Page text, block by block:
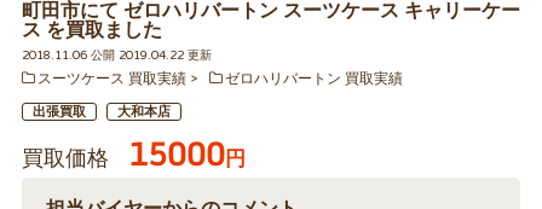
町田市にて ゼロハリバートン スーツケース キャリーケー
ス を買取ました
2018.11.06 公開 2019.04.22 更新
スーツケース 買取実績
ゼロハリバートン 買取実績
出張買取 大和本店
買取価格 15000円